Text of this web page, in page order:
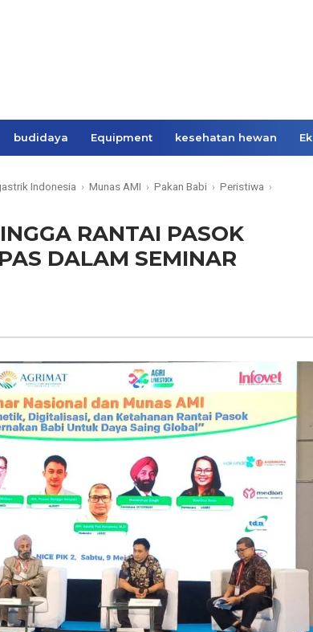
budidaya Equipment kesehatan hewan
Indonesia › Munas AMI › Pakan Babi › Peristiwa ›
RANTAI PASOK
DALAM SEMINAR